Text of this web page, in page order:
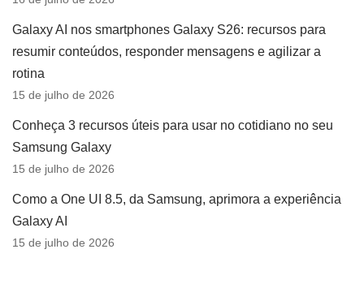
Galaxy AI nos smartphones Galaxy S26: recursos para
resumir conteúdos, responder mensagens e agilizar a
rotina
15 de julho de 2026
Conheça 3 recursos úteis para usar no cotidiano no seu
Samsung Galaxy
15 de julho de 2026
Como a One UI 8.5, da Samsung, aprimora a experiência
Galaxy AI
15 de julho de 2026